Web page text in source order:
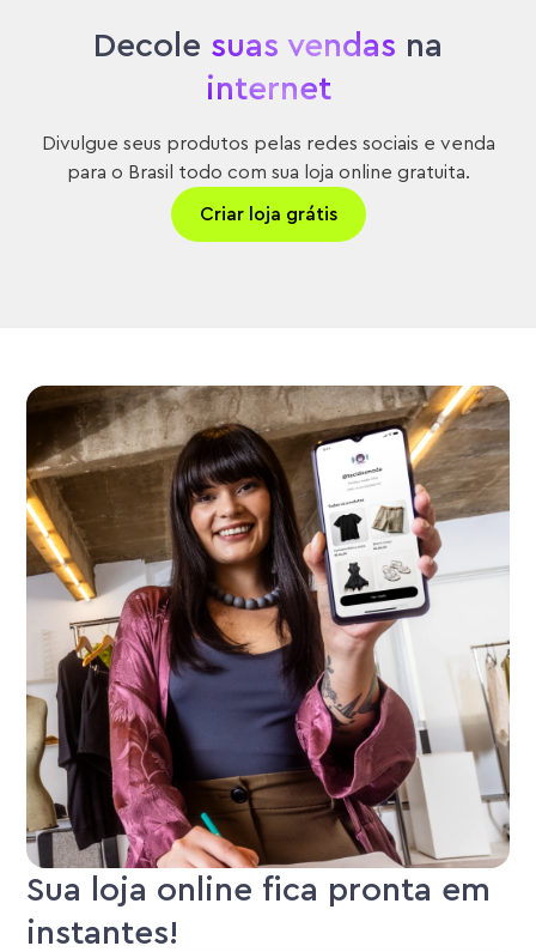
Decole suas vendas na
internet
Divulgue seus produtos pelas redes sociais e venda
para o Brasil todo com sua loja online gratuita.
Criar loja grátis
Sua loja online fica pronta em
instantes!